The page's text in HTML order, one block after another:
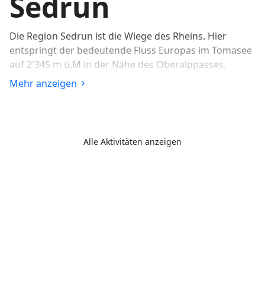
Die Region Sedrun ist die Wiege des Rheins. Hier
entspringt der bedeutende Fluss Europas im Tomasee
auf 2'345 m ü.M in der Nähe des Oberalppasses.
Sedrun liegt gleich im obersten Gebiet der Surselva
und im Winter. Die Romanische Kultur, die
Mehr anzeigen
Alle Aktivitäten anzeigen